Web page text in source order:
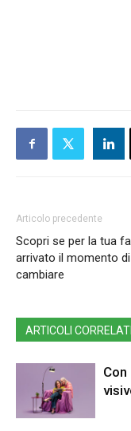
Articolo precedente
Scopri se per la tua
arrivato il momento di
cambiare
ARTICOLI CORRELATI